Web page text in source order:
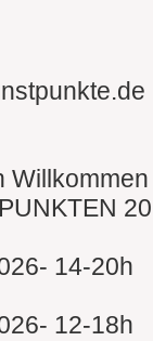
14-20h
12-18h